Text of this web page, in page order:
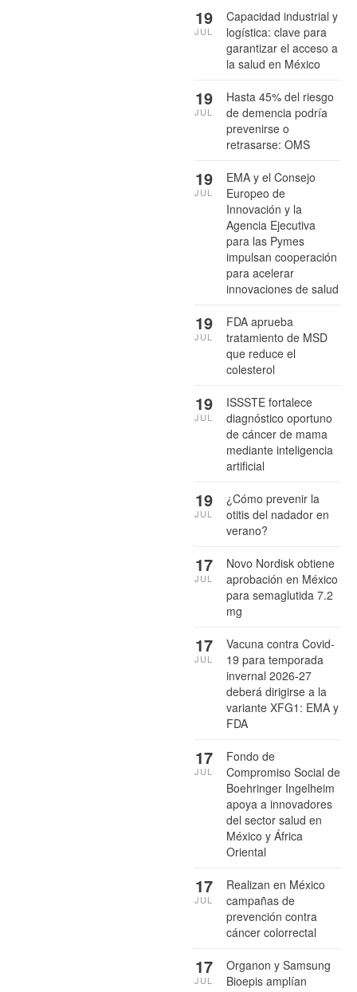
Capacidad industrial y
logística: clave para
garantizar el acceso a
la salud en México
19
JUL
Hasta 45% del riesgo
de demencia podría
prevenirse o
retrasarse: OMS
19
JUL
EMA y el Consejo
Europeo de
Innovación y la
Agencia Ejecutiva
para las Pymes
impulsan cooperación
para acelerar
innovaciones de salud
19
JUL
FDA aprueba
tratamiento de MSD
que reduce el
colesterol
19
JUL
ISSSTE fortalece
diagnóstico oportuno
de cáncer de mama
mediante inteligencia
artificial
19
JUL
¿Cómo prevenir la
otitis del nadador en
verano?
19
JUL
Novo Nordisk obtiene
aprobación en México
para semaglutida 7.2
mg
17
JUL
Vacuna contra Covid-
19 para temporada
invernal 2026-27
deberá dirigirse a la
variante XFG1: EMA y
FDA
17
JUL
Fondo de
Compromiso Social de
Boehringer Ingelheim
apoya a innovadores
del sector salud en
México y África
Oriental
17
JUL
Realizan en México
campañas de
prevención contra
cáncer colorrectal
17
JUL
Organon y Samsung
Bioepis amplían
17
JUL